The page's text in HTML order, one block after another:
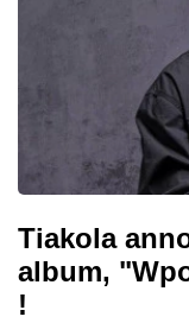
Tiakola
album,
!